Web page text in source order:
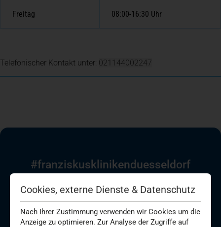
Spenden+ Helfen
Freitag 08:00-16:30 Uhr
Telefonischer Kontakt unter: 021144002247
#franziskuskliniken­duesseldorf
(öffnet in einem neuen Tab)
(öffnet in einem neuen Tab)
(öffnet in einem neuen Tab)
(öffnet in einem neuen
Cookies, externe Dienste & Datenschutz
Nach Ihrer Zustimmung verwenden wir Cookies um die
Anzeige zu optimieren. Zur Analyse der Zugriffe auf